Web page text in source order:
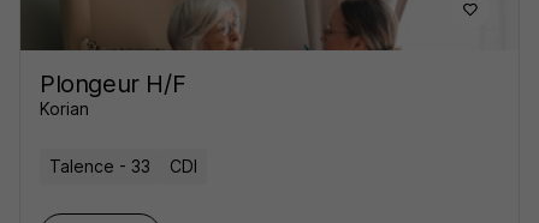
Plongeur H/F
Korian
Talence - 33 CDI